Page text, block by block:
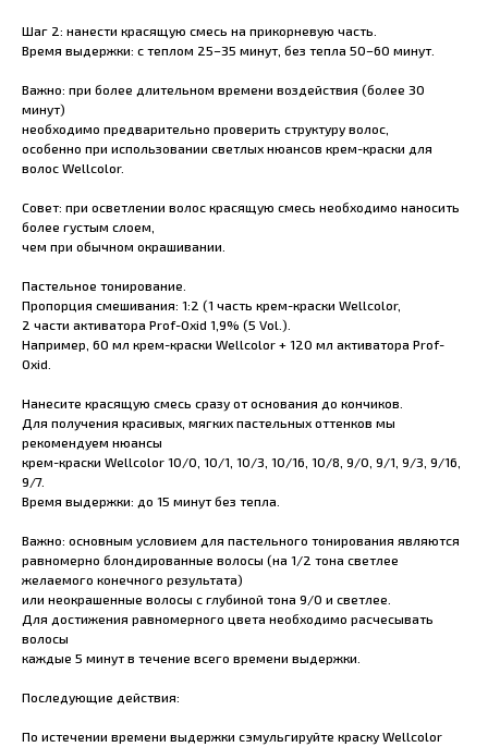
Шаг 2: нанести красящую смесь на прикорневую часть.
Время выдержки: с теплом 25–35 минут, без тепла 50–60 минут.
Важно: при более длительном времени воздействия (более 30
минут)
необходимо предварительно проверить структуру волос,
особенно при использовании светлых нюансов крем-краски для
волос Wellcolor.
Совет: при осветлении волос красящую смесь необходимо наносить
более густым слоем,
чем при обычном окрашивании.
Пастельное тонирование.
Пропорция смешивания: 1:2 (1 часть крем-краски Wellcolor,
2 части активатора Prof-Oxid 1,9% (5 Vol.).
Например, 60 мл крем-краски Wellcolor + 120 мл активатора Prof-
Oxid.
Нанесите красящую смесь сразу от основания до кончиков.
Для получения красивых, мягких пастельных оттенков мы
рекомендуем нюансы
крем-краски Wellcolor 10/0, 10/1, 10/3, 10/16, 10/8, 9/0, 9/1, 9/3, 9/16,
9/7.
Время выдержки: до 15 минут без тепла.
Важно: основным условием для пастельного тонирования являются
равномерно блондированные волосы (на 1/2 тона светлее
желаемого конечного результата)
или неокрашенные волосы с глубиной тона 9/0 и светлее.
Для достижения равномерного цвета необходимо расчесывать
волосы
каждые 5 минут в течение всего времени выдержки.
Последующие действия:
По истечении времени выдержки сэмульгируйте краску Wellcolor